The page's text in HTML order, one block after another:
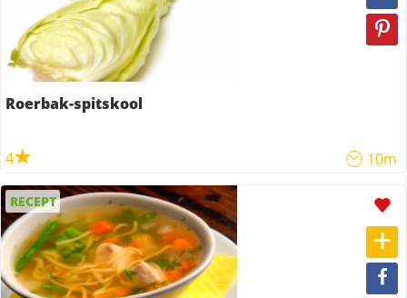
Roerbak-spitskool
4 10m
RECEPT